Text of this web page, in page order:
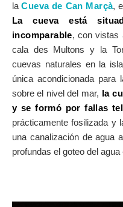
laCueva de Can Marçà,
La cueva está
incomparable, con vistas
cala des Multons y la
cuevas naturales en la
única acondicionada
sobre el nivel del mar, la
y se formó por fallas
prácticamente fosilizada y
una canalización de agua
profundas el goteo del